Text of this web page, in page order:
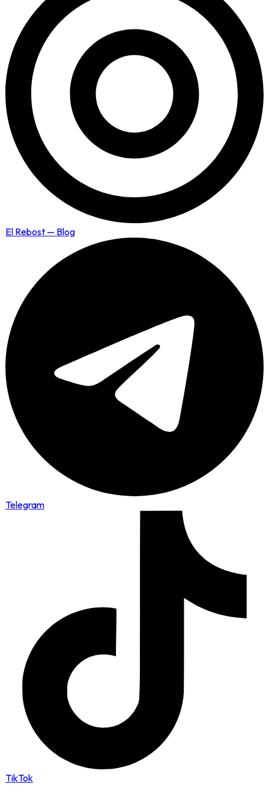
El Rebost — Blog
Telegram
TikTok